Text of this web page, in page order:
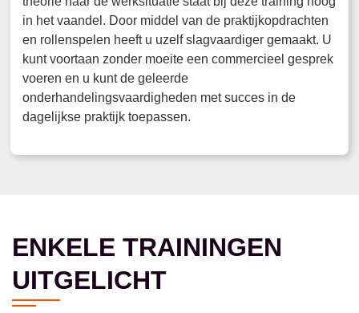
in het vaandel. Door middel van de praktijkopdrachten
en rollenspelen heeft u uzelf slagvaardiger gemaakt. U
kunt voortaan zonder moeite een commercieel gesprek
voeren en u kunt de geleerde
onderhandelingsvaardigheden met succes in de
dagelijkse praktijk toepassen.
ENKELE TRAININGEN
UITGELICHT